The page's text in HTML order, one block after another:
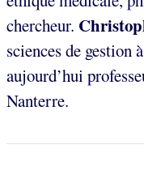
chercheur.
sciences de
aujourd’hui
Nanterre.